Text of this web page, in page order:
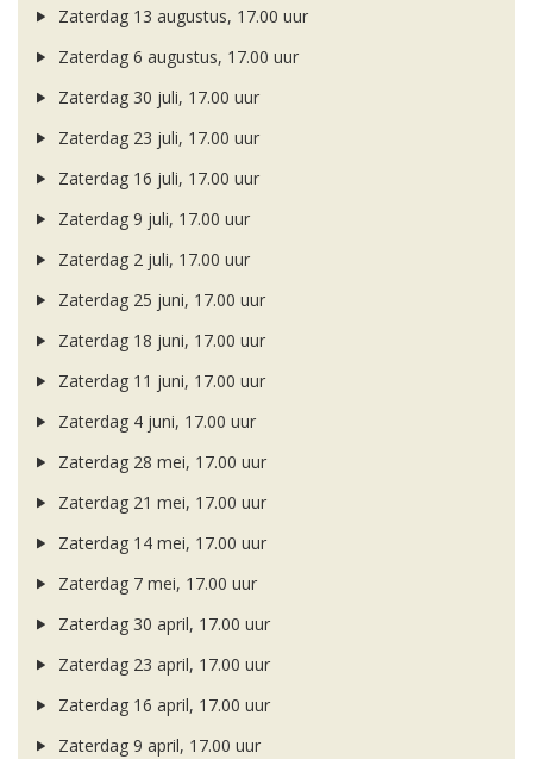
Zaterdag 13 augustus, 17.00 uur
Zaterdag 6 augustus, 17.00 uur
Zaterdag 30 juli, 17.00 uur
Zaterdag 23 juli, 17.00 uur
Zaterdag 16 juli, 17.00 uur
Zaterdag 9 juli, 17.00 uur
Zaterdag 2 juli, 17.00 uur
Zaterdag 25 juni, 17.00 uur
Zaterdag 18 juni, 17.00 uur
Zaterdag 11 juni, 17.00 uur
Zaterdag 4 juni, 17.00 uur
Zaterdag 28 mei, 17.00 uur
Zaterdag 21 mei, 17.00 uur
Zaterdag 14 mei, 17.00 uur
Zaterdag 7 mei, 17.00 uur
Zaterdag 30 april, 17.00 uur
Zaterdag 23 april, 17.00 uur
Zaterdag 16 april, 17.00 uur
Zaterdag 9 april, 17.00 uur